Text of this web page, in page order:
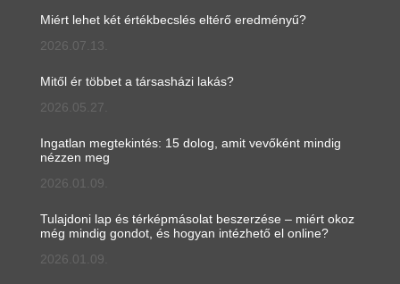
Miért lehet két értékbecslés eltérő eredményű?
2026.07.13.
Mitől ér többet a társasházi lakás?
2026.05.27.
Ingatlan megtekintés: 15 dolog, amit vevőként mindig
nézzen meg
2026.01.09.
Tulajdoni lap és térképmásolat beszerzése – miért okoz
még mindig gondot, és hogyan intézhető el online?
2026.01.09.